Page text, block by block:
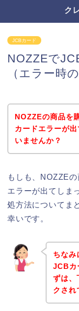
ク
JCBカード
NOZZEで
（エラー時
NOZZEの商品を
カードエラーが
いませんか？
もしも、NOZZE
エラーが出てしま
処方法についてま
幸いです。
ちなみ
JCBカ
ずは、
クされ